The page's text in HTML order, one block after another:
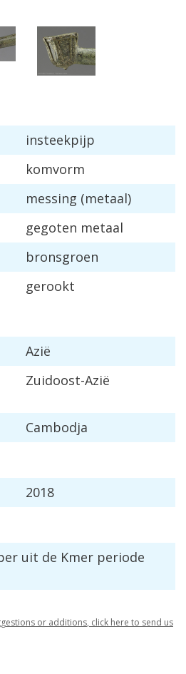
insteekpijp
komvorm
messing (metaal)
gegoten metaal
bronsgroen
gerookt
Azië
Zuidoost-Azië
Cambodja
2018
uit de Kmer periode
or additions, click here to send us